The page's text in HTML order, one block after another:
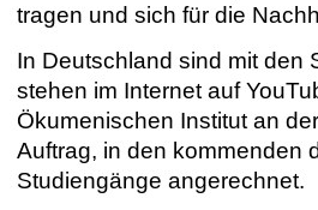
tragen und sich für die
In Deutschland sind mit den
stehen im Internet auf
Ökumenischen Institut an
Auftrag, in den kommenden
Studiengänge angerechnet.